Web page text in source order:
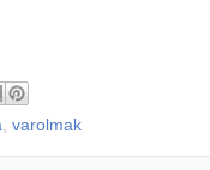
, varolmak